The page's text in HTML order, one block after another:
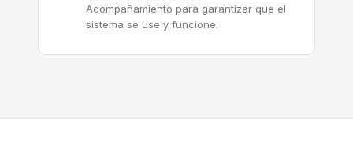
Acompañamiento para garantizar que el
sistema se use y funcione.